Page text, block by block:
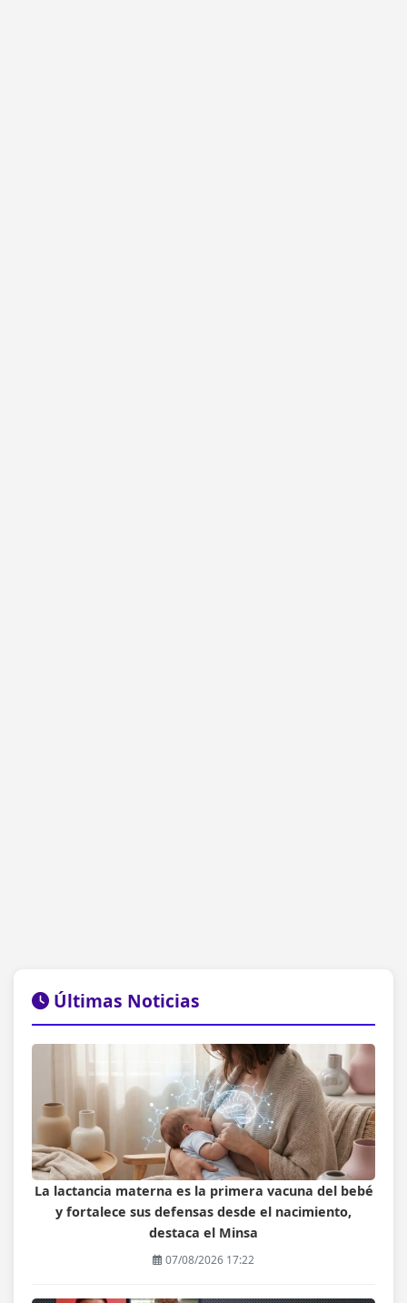
Últimas Noticias
La lactancia materna es la primera vacuna del bebé
y fortalece sus defensas desde el nacimiento,
destaca el Minsa
07/08/2026 17:22